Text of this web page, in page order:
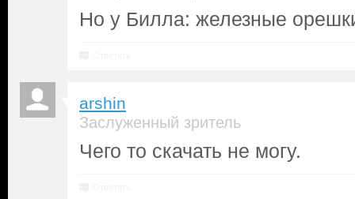
Но у Билла: железные
arshin
Заслуженный зритель
Чего то скачать не могу.